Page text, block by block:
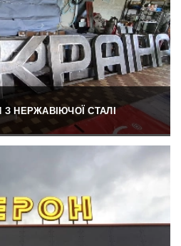
З НЕРЖАВІЮЧОЇ СТАЛІ